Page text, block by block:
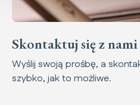
Skontaktuj się z nami
Wyślij swoją prośbę, a
szybko, jak to możliwe.